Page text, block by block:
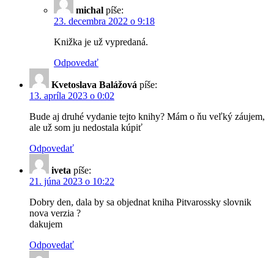
michal píše:
23. decembra 2022 o 9:18
Knižka je už vypredaná.
Odpovedať
Kvetoslava Balážová píše:
13. apríla 2023 o 0:02
Bude aj druhé vydanie tejto knihy? Mám o ňu veľký záujem,
ale už som ju nedostala kúpiť
Odpovedať
iveta píše:
21. júna 2023 o 10:22
Dobry den, dala by sa objednat kniha Pitvarossky slovnik
nova verzia ?
dakujem
Odpovedať